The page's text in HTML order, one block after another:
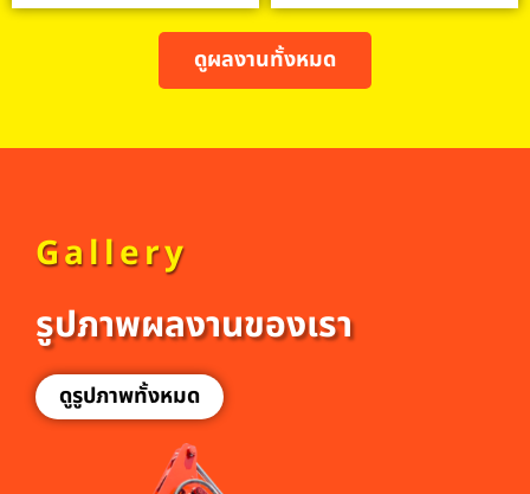
ดูผลงานทั้งหมด
Gallery
รูปภาพผลงานของเรา
ดูรูปภาพทั้งหมด